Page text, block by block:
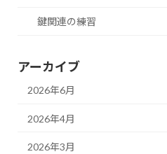
鍵関連の練習
アーカイブ
2026年6月
2026年4月
2026年3月